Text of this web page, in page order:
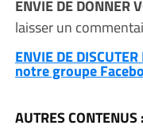
ENVIE DE DONNER
laisser un
ENVIE DE
notre groupe
AUTRES CONTENUS